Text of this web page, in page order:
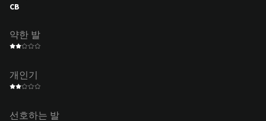
CB
약한 발
개인기
선호하는 발